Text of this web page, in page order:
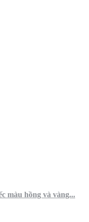
màu hồng và vàng...